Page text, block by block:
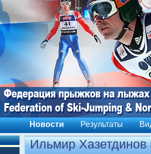
Новости Результаты
Ильмир Хазетдинов